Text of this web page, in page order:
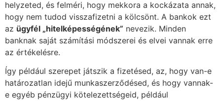
helyzeted, és felméri, hogy mekkora a kockázata annak,
hogy nem tudod visszafizetni a kölcsönt. A bankok ezt
az ügyfél „hitelképességének” nevezik. Minden
banknak saját számítási módszerei és elvei vannak erre
az értékelésre.
Így például szerepet játszik a fizetésed, az, hogy van-e
határozatlan idejű munkaszerződésed, és hogy vannak-
e egyéb pénzügyi kötelezettségeid, például